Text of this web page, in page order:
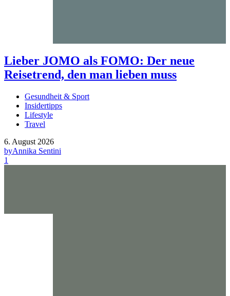
Lieber JOMO als FOMO: Der neue
Reisetrend, den man lieben muss
Gesundheit & Sport
Insidertipps
Lifestyle
Travel
6. August 2026
byAnnika Sentini
1